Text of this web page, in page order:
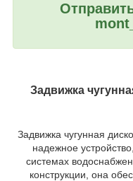
Задвижка
Задвижка чугунная
надежное
системах
конструкции, она